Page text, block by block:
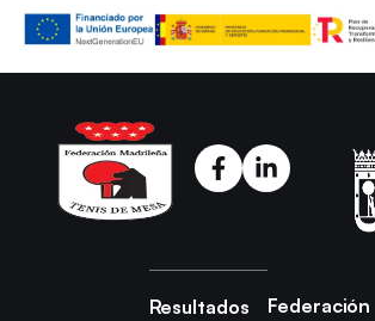
Resultados
Federación